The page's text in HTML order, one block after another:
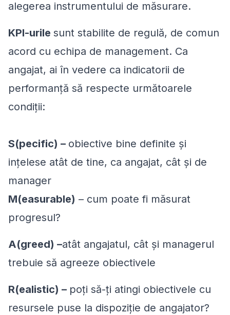
alegerea instrumentului de măsurare.
KPI-urile sunt stabilite de regulă, de comun
acord cu echipa de management. Ca
angajat, ai în vedere ca indicatorii de
performanță să respecte următoarele
condiții:
S(pecific) – obiective bine definite și
ințelese atât de tine, ca angajat, cât și de
manager
M(easurable) – cum poate fi măsurat
progresul?
A(greed) –atât angajatul, cât și managerul
trebuie să agreeze obiectivele
R(ealistic) – poți să-ți atingi obiectivele cu
resursele puse la dispoziție de angajator?